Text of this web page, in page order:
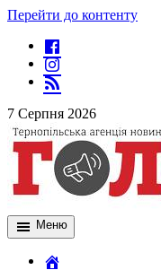
Перейти до контенту
7 Серпня 2026
Меню